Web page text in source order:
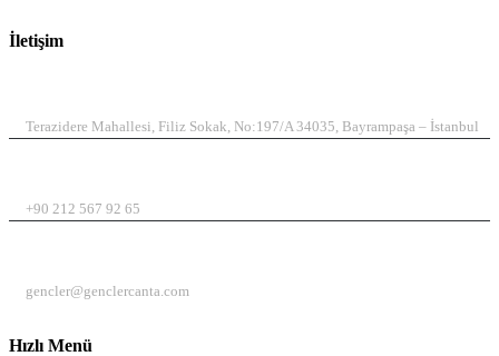
İletişim
Terazidere Mahallesi, Filiz Sokak, No:197/A 34035, Bayrampaşa – İstanbul
+90 212 567 92 65
gencler@genclercanta.com
Hızlı Menü